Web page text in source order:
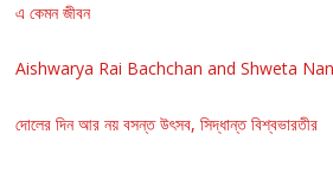
এ কেমন জীবন
Aishwarya Rai Bachchan and Shweta
দোলের দিন আর নয় বসন্ত উৎসব, সিদ্ধান্ত বিশ্বভারতীর